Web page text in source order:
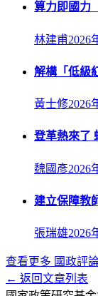
算力即國力
林建甫2026
解構「低級
黃士修2026
登革熱來了
魏國彥2026
建立保障教
張瑞雄2026
查看更多 國政評
← 返回文章列表